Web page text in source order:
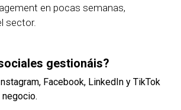
en pocas semanas,
sector.
gestionáis?
Facebook, LinkedIn y TikTok